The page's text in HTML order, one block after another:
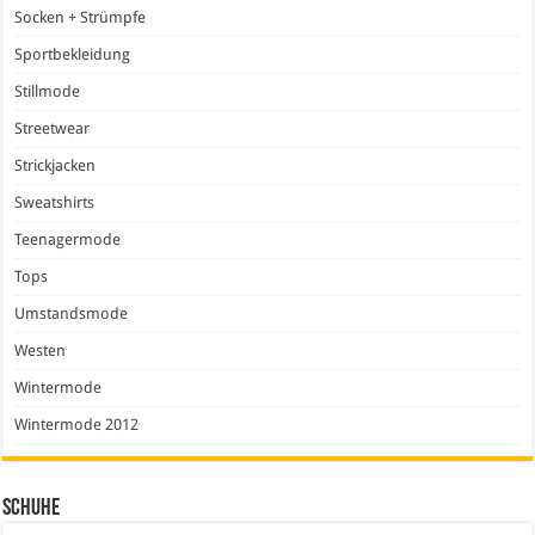
Socken + Strümpfe
Sportbekleidung
Stillmode
Streetwear
Strickjacken
Sweatshirts
Teenagermode
Tops
Umstandsmode
Westen
Wintermode
Wintermode 2012
Schuhe